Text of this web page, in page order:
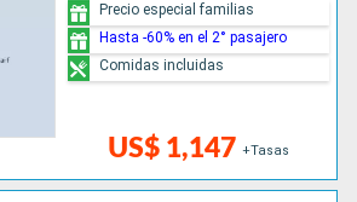
US$ 1,147 +Tasas
Precio especial familias
Hasta -60% en el 2° pasajero
Comidas incluidas